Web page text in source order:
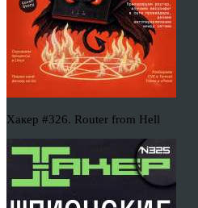
Хакер #326. Router from Hell